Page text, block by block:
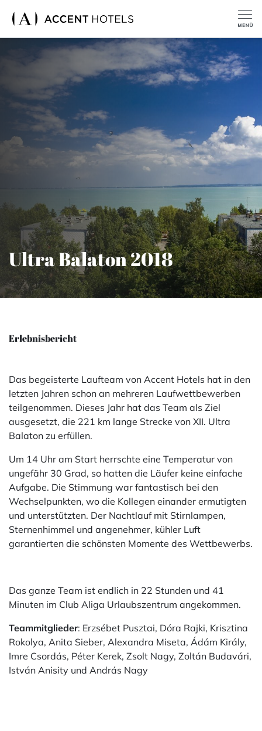
Ultra Balaton 2018
Erlebnisbericht
Das begeisterte Laufteam von Accent Hotels hat in den
letzten Jahren schon an mehreren Laufwettbewerben
teilgenommen. Dieses Jahr hat das Team als Ziel
ausgesetzt, die 221 km lange Strecke von XII. Ultra
Balaton zu erfüllen.
Um 14 Uhr am Start herrschte eine Temperatur von
ungefähr 30 Grad, so hatten die Läufer keine einfache
Aufgabe. Die Stimmung war fantastisch bei den
Wechselpunkten, wo die Kollegen einander ermutigten
und unterstützten. Der Nachtlauf mit Stirnlampen,
Sternenhimmel und angenehmer, kühler Luft
garantierten die schönsten Momente des Wettbewerbs.
Das ganze Team ist endlich in 22 Stunden und 41
Minuten im Club Aliga Urlaubszentrum angekommen.
Teammitglieder: Erzsébet Pusztai, Dóra Rajki, Krisztina
Rokolya, Anita Sieber, Alexandra Miseta, Ádám Király,
Imre Csordás, Péter Kerek, Zsolt Nagy, Zoltán Budavári,
István Anisity und András Nagy